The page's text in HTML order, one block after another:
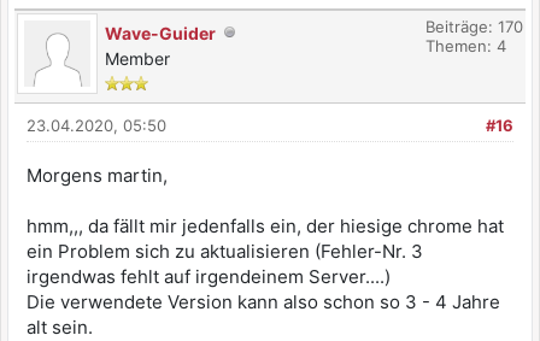
Wave-Guider
Member
Beiträge: 170
Themen: 4
#16
23.04.2020, 05:50
Morgens martin,
hmm,,, da fällt mir jedenfalls ein, der hiesige chrome hat
ein Problem sich zu aktualisieren (Fehler-Nr. 3
irgendwas fehlt auf irgendeinem Server....)
Die verwendete Version kann also schon so 3 - 4 Jahre
alt sein.